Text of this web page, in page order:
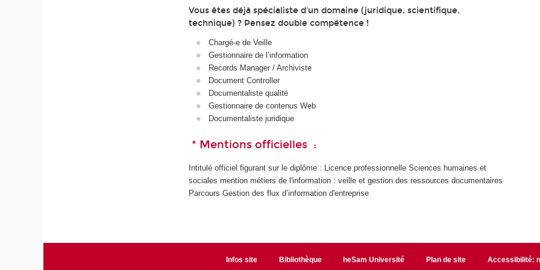
Vous êtes déjà spécialiste d'un domaine (juridique, scientifique,
technique) ? Pensez double compétence !
Chargé‑e de Veille
Gestionnaire de l’information
Records Manager / Archiviste
Document Controller
Documentaliste qualité
Gestionnaire de contenus Web
Documentaliste juridique
* Mentions officielles :
Intitulé officiel figurant sur le diplôme : Licence professionnelle Sciences humaines et
sociales mention métiers de l'information : veille et gestion des ressources documentaires
Parcours Gestion des flux d’information d'entreprise
Infos site Bibliothèque heSam Université Plan de site Accessibilité: